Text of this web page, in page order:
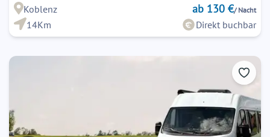
Koblenz ab 130 €/ Nacht
14Km Direkt buchbar